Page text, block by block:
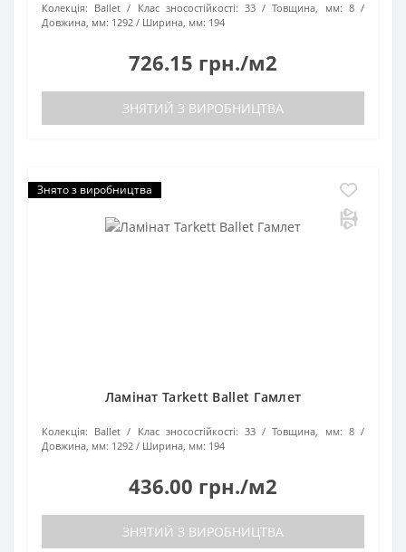
Колекція: Ballet Клас зносостійкості: 33 Товщина, мм: 8
Довжина, мм: 1292 Ширина, мм: 194
726.15 грн./м2
ЗНЯТИЙ З ВИРОБНИЦТВА
Знято з виробництва
Ламінат Tarkett Ballet Гамлет
Колекція: Ballet Клас зносостійкості: 33 Товщина, мм: 8
Довжина, мм: 1292 Ширина, мм: 194
436.00 грн./м2
ЗНЯТИЙ З ВИРОБНИЦТВА